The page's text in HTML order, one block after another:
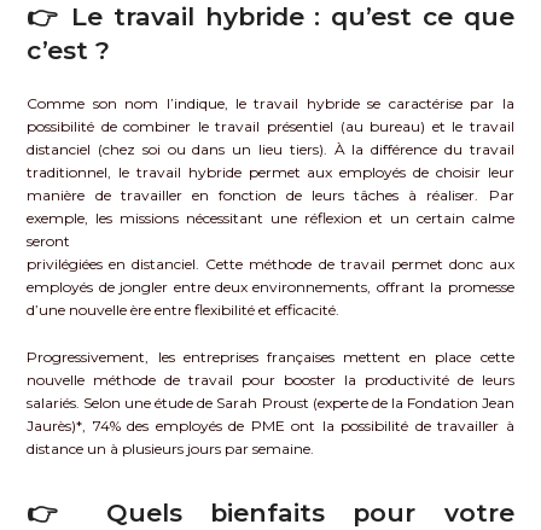
👉 Le travail hybride : qu’est ce que
c’est ?
Comme son nom l’indique, le travail hybride se caractérise par la
possibilité de combiner le travail présentiel (au bureau) et le travail
distanciel (chez soi ou dans un lieu tiers). À la différence du travail
traditionnel, le travail hybride permet aux employés de choisir leur
manière de travailler en fonction de leurs tâches à réaliser. Par
exemple, les missions nécessitant une réflexion et un certain calme
seront
privilégiées en distanciel. Cette méthode de travail permet donc aux
employés de jongler entre deux environnements, offrant la promesse
d’une nouvelle ère entre flexibilité et efficacité.
Progressivement, les entreprises françaises mettent en place cette
nouvelle méthode de travail pour booster la productivité de leurs
salariés. Selon une étude de Sarah Proust (experte de la Fondation Jean
Jaurès)*, 74% des employés de PME ont la possibilité de travailler à
distance un à plusieurs jours par semaine.
👉 Quels bienfaits pour votre